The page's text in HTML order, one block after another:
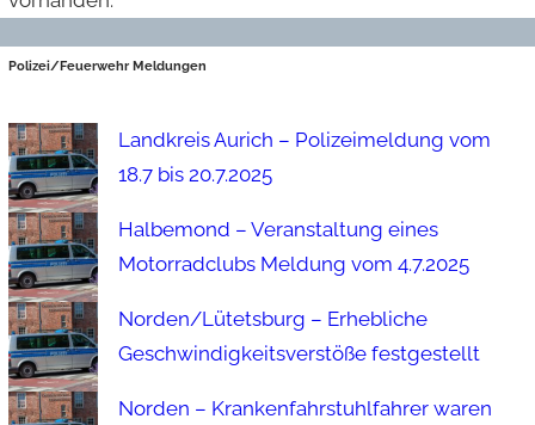
Polizei/Feuerwehr Meldungen
Landkreis Aurich – Polizeimeldung vom
18.7 bis 20.7.2025
Halbemond – Veranstaltung eines
Motorradclubs Meldung vom 4.7.2025
Norden/Lütetsburg – Erhebliche
Geschwindigkeitsverstöße festgestellt
Norden – Krankenfahrstuhlfahrer waren